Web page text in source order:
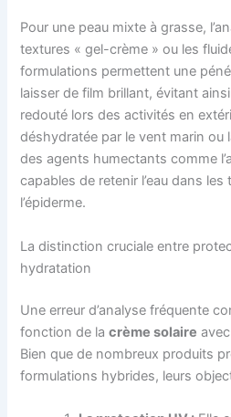
Pour une peau mixte à grasse,
textures « gel-crème » ou les
formulations permettent une
laisser de film brillant, évitant
redouté lors des activités en
déshydratée par le vent marin ou
des agents humectants comme
capables de retenir l’eau dans
l’épiderme.
La distinction cruciale entre
hydratation
Une erreur d’analyse fréquente
fonction de lacrème solaire
Bien que de nombreux produits
formulations hybrides, leurs